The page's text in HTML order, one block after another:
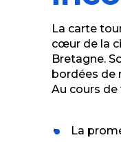
La carte
cœur de la
Bretagne.
bordées de
Au cours
La